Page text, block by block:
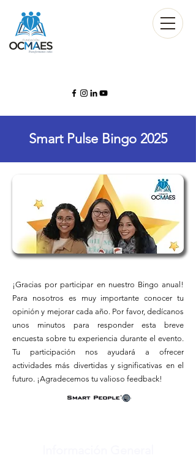
Smart Pulse Bingo 2025
¡Gracias por participar en nuestro Bingo anual!
Para nosotros es muy importante conocer tu
opinión y mejorar cada año. Por favor, dedícanos
unos minutos para responder esta breve
encuesta sobre tu experiencia durante el evento.
Tu participación nos ayudará a ofrecer
actividades más divertidas y significativas en el
futuro. ¡Agradecemos tu valioso feedback!